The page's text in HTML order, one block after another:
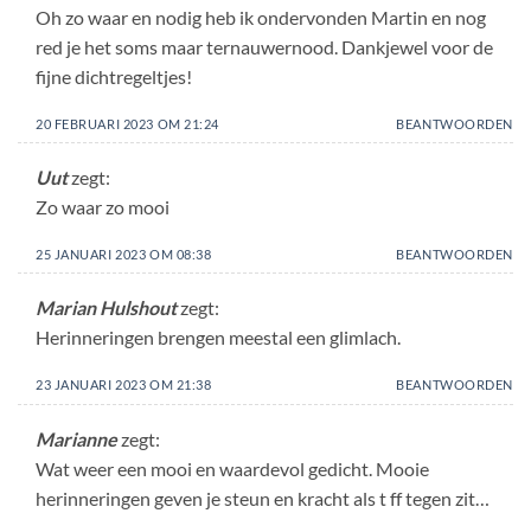
Oh zo waar en nodig heb ik ondervonden Martin en nog
red je het soms maar ternauwernood. Dankjewel voor de
fijne dichtregeltjes!
20 FEBRUARI 2023 OM 21:24 BEANTWOORDEN
Uutzegt:
Zo waar zo mooi
25 JANUARI 2023 OM 08:38 BEANTWOORDEN
Marian Hulshoutzegt:
Herinneringen brengen meestal een glimlach.
23 JANUARI 2023 OM 21:38 BEANTWOORDEN
Mariannezegt:
Wat weer een mooi en waardevol gedicht. Mooie
herinneringen geven je steun en kracht als t ff tegen zit…